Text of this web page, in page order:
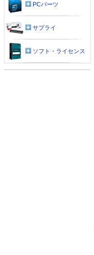
PCパーツ
サプライ
ソフト・ライセンス